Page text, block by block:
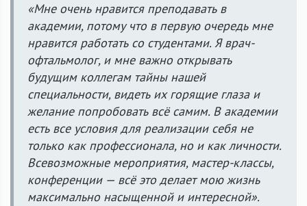
«Мне очень нравится преподавать в
академии, потому что в первую очередь мне
нравится работать со студентами. Я врач-
офтальмолог, и мне важно открывать
будущим коллегам тайны нашей
специальности, видеть их горящие глаза и
желание попробовать всё самим. В академии
есть все условия для реализации себя не
только как профессионала, но и как личности.
Всевозможные мероприятия, мастер-классы,
конференции — всё это делает мою жизнь
максимально насыщенной и интересной».